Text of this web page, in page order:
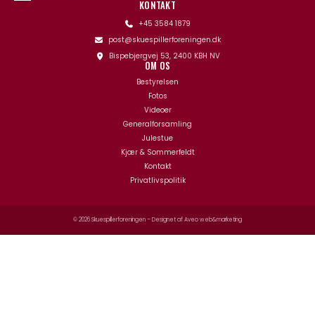
KONTAKT
+45 3584 1879
post@skuespillerforeningen.dk
Bispebjergvej 53, 2400 KBH NV
OM OS
Bestyrelsen
Fotos
Videoer
Generalforsamling
Julestue
Kjær & Sommerfeldt
Kontakt
Privatlivspolitik
© 2026 Skuespillerforeningen – Designet afAveo web&marketing